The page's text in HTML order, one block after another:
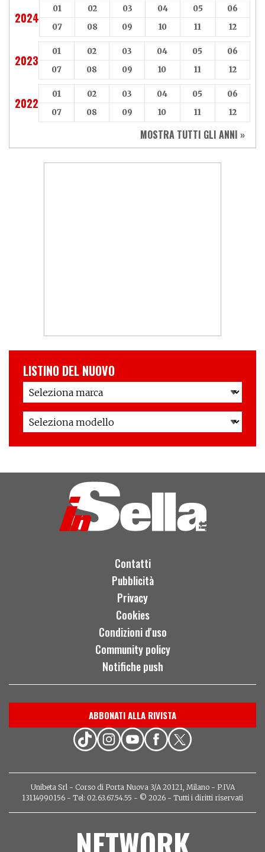
2024
01 02 03 04 05
06
07
08 09 10 11 12
2023
01 02 03 04 05
06
07
08 09 10 11 12
2022
01 02 03 04 05
06
07
08 09 10 11 12
MOSTRA TUTTI GLI ANNI »
LISTINO DEL NUOVO
Contatti
Pubblicità
Privacy
Cookies
Condizioni d'uso
Community policy
Notifiche push
ABBONATI ALLA RIVISTA
Unibeta Srl - Corso di Porta Nuova 3/A 20121, Milano - P.IVA
13114990156 - Tel: 02.63.67.54.55 - © 2026 - Tutti i diritti riservati